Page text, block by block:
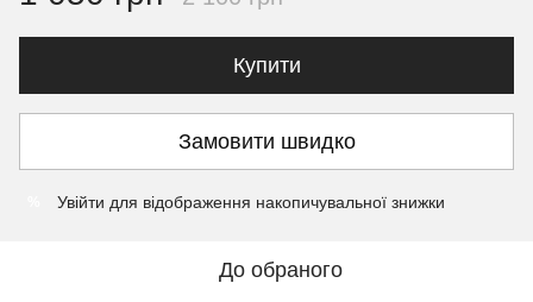
Купити
Замовити швидко
Увійти для відображення накопичувальної знижки
До обраного